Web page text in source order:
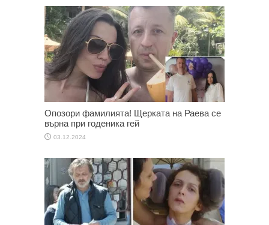
Опозори фамилията! Щерката на Раева се
върна при годеника гей
03.12.2024